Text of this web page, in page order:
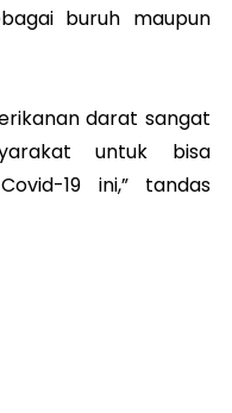
buruh maupun
darat sangat
untuk bisa
19 ini,” tandas